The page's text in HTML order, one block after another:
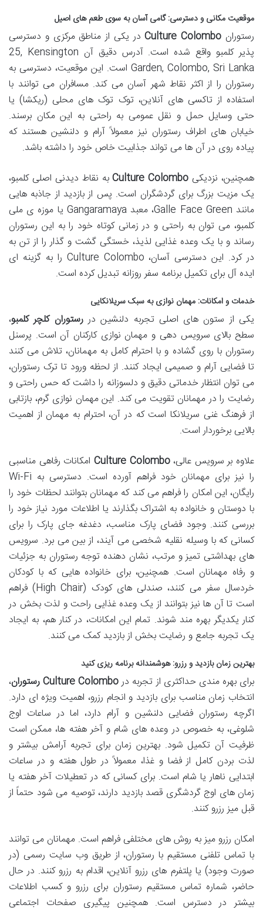
موقعیت مکانی و دسترسی: گامی آسان به سوی طعم های اصیل
رستوران Culture Colomboدر یکی از مناطق مرکزی و دسترسی
پذیر کلمبو واقع شده است. آدرس دقیق آن 25, Kensington
Garden, Colombo, Sri Lanka است. این موقعیت، دسترسی به
رستوران را از اکثر نقاط شهر آسان می کند. مسافران می توانند با
استفاده از تاکسی های آنلاین، توک توک های محلی (ریکشا) یا
حتی وسایل حمل و نقل عمومی به راحتی به این مکان برسند.
خیابان های اطراف رستوران نیز معمولاً آرام و دلنشین هستند که
پیاده روی در آن ها می تواند جذابیت خاص خود را داشته باشد.
همچنین، نزدیکی Culture Colomboبه نقاط دیدنی اصلی کلمبو،
یک مزیت بزرگ برای گردشگران است. پس از بازدید از جاذبه هایی
مانند Galle Face Green، معبدGangaramaya یا موزه ی ملی
کلمبو، می توان به راحتی و در زمانی کوتاه خود را به این رستوران
رساند و با یک وعده غذایی لذیذ، خستگی گشت و گذار را از تن به
در کرد. این دسترسی آسان، Culture Colombo را به گزینه ای
ایده آل برای تکمیل برنامه سفر روزانه تبدیل کرده است.
خدمات و امکانات: مهمان نوازی به سبک سریلانکایی
یکی از ستون های اصلی تجربه دلنشین دررستوران کلچر کلمبو،
سطح بالای سرویس دهی و مهمان نوازی کارکنان آن است. پرسنل
رستوران با روی گشاده و با احترام کامل به مهمانان، تلاش می کنند
تا فضایی آرام و صمیمی ایجاد کنند. از لحظه ورود تا ترک رستوران،
می توان انتظار خدماتی دقیق و دلسوزانه را داشت که حس راحتی و
رضایت را در مهمانان تقویت می کند. این مهمان نوازی گرم، بازتابی
از فرهنگ غنی سریلانکا است که در آن، احترام به مهمان از اهمیت
بالایی برخوردار است.
علاوه بر سرویس عالی،Culture Colombo امکانات رفاهی مناسبی
را نیز برای مهمانان خود فراهم آورده است. دسترسی به Wi-Fi
رایگان، این امکان را فراهم می کند که مهمانان بتوانند لحظات خود را
با دوستان و خانواده به اشتراک بگذارند یا اطلاعات مورد نیاز خود را
بررسی کنند. وجود فضای پارک مناسب، دغدغه جای پارک را برای
کسانی که با وسیله نقلیه شخصی می آیند، از بین می برد. سرویس
های بهداشتی تمیز و مرتب، نشان دهنده توجه رستوران به جزئیات
و رفاه مهمانان است. همچنین، برای خانواده هایی که با کودکان
خردسال سفر می کنند، صندلی های کودک (High Chair) فراهم
است تا آن ها نیز بتوانند از یک وعده غذایی راحت و لذت بخش در
کنار یکدیگر بهره مند شوند. تمام این امکانات، در کنار هم، به ایجاد
یک تجربه جامع و رضایت بخش از بازدید کمک می کنند.
بهترین زمان بازدید و رزرو: هوشمندانه برنامه ریزی کنید
برای بهره مندی حداکثری از تجربه درCulture Colombo رستوران
،
انتخاب زمان مناسب برای بازدید و انجام رزرو، اهمیت ویژه ای دارد.
اگرچه رستوران فضایی دلنشین و آرام دارد، اما در ساعات اوج
شلوغی، به خصوص در وعده های شام و آخر هفته ها، ممکن است
ظرفیت آن تکمیل شود. بهترین زمان برای تجربه آرامش بیشتر و
لذت بردن کامل از فضا و غذا، معمولاً در طول هفته و در ساعات
ابتدایی ناهار یا شام است. برای کسانی که در تعطیلات آخر هفته یا
زمان های اوج گردشگری قصد بازدید دارند، توصیه می شود حتماً از
قبل میز رزرو کنند.
امکان رزرو میز به روش های مختلفی فراهم است. مهمانان می توانند
با تماس تلفنی مستقیم با رستوران، از طریق وب سایت رسمی (در
صورت وجود) یا پلتفرم های رزرو آنلاین، اقدام به رزرو کنند. در حال
حاضر، شماره تماس مستقیم رستوران برای رزرو و کسب اطلاعات
بیشتر در دسترس است. همچنین پیگیری صفحات اجتماعی